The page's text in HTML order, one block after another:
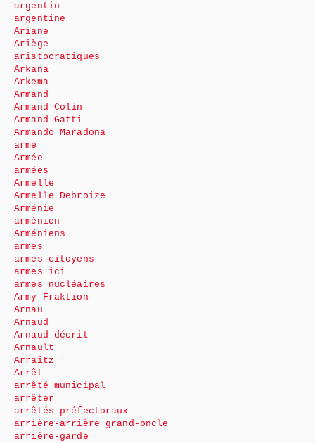
argentin
argentine
Ariane
Ariège
aristocratiques
Arkana
Arkema
Armand
Armand Colin
Armand Gatti
Armando Maradona
arme
Armée
armées
Armelle
Armelle Debroize
Arménie
arménien
Arméniens
armes
armes citoyens
armes ici
armes nucléaires
Army Fraktion
Arnau
Arnaud
Arnaud décrit
Arnault
Arraitz
Arrêt
arrêté municipal
arrêter
arrêtés préfectoraux
arrière-arrière grand-oncle
arrière-garde